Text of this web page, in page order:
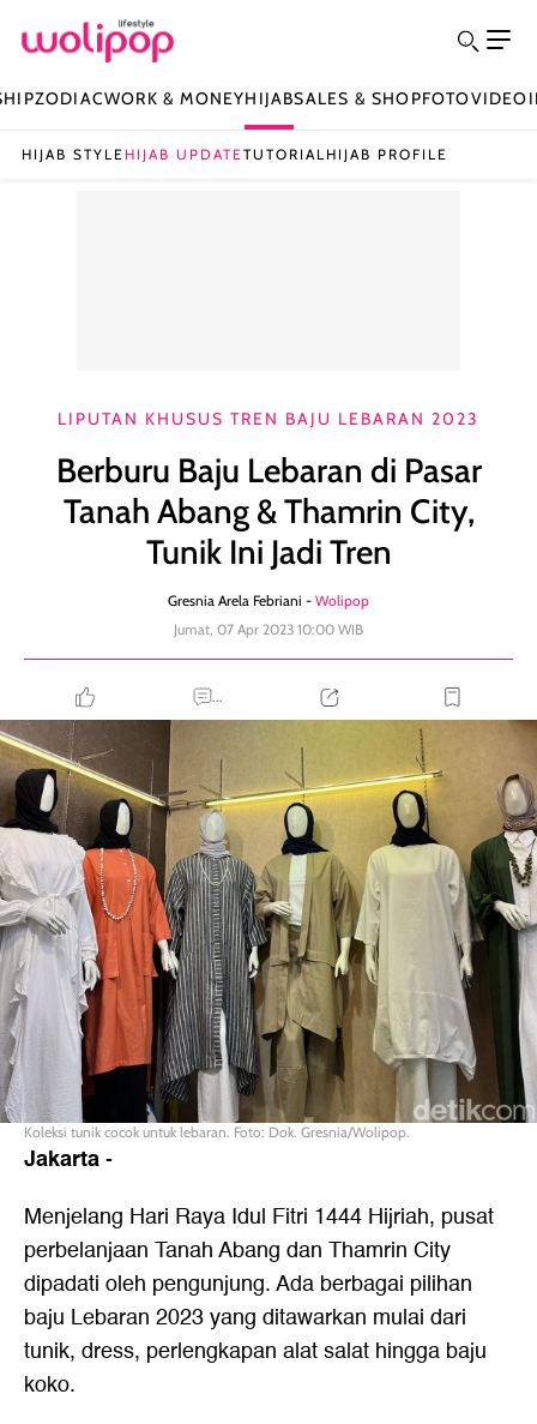
ZODIACWORK & MONEYHIJABSALES & SHOPFOTOVIDEO
HIJAB STYLE HIJAB UPDATETUTORIAL HIJAB PROFILE
LIPUTAN KHUSUS TREN BAJU LEBARAN 2023
Berburu Baju Lebaran di Pasar
Tanah Abang & Thamrin City,
Tunik Ini Jadi Tren
Gresnia Arela Febriani - Wolipop
Jumat, 07 Apr 2023 10:00 WIB
...
Koleksi tunik cocok untuk lebaran. Foto: Dok. Gresnia/Wolipop.
Jakarta-
Menjelang Hari Raya Idul Fitri 1444 Hijriah, pusat
perbelanjaan Tanah Abang dan Thamrin City
dipadati oleh pengunjung. Ada berbagai pilihan
baju Lebaran 2023 yang ditawarkan mulai dari
tunik, dress, perlengkapan alat salat hingga baju
koko.